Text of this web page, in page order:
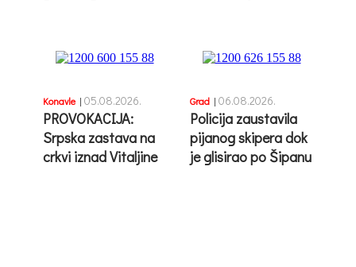
Konavle | 05.08.2026.
PROVOKACIJA:
Srpska zastava na
crkvi iznad Vitaljine
Grad | 06.08.2026.
Policija zaustavila
pijanog skipera dok
je glisirao po Šipanu